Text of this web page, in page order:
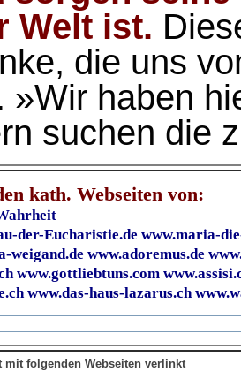
Welt ist.
die uns
»Wir haben
suchen die
kath. Webseiten von:
der-Eucharistie.de www.maria-
weigand.de www.adoremus.de
www.gottliebtuns.com
www.das-haus-lazarus.ch
mit folgenden Webseiten verlinkt